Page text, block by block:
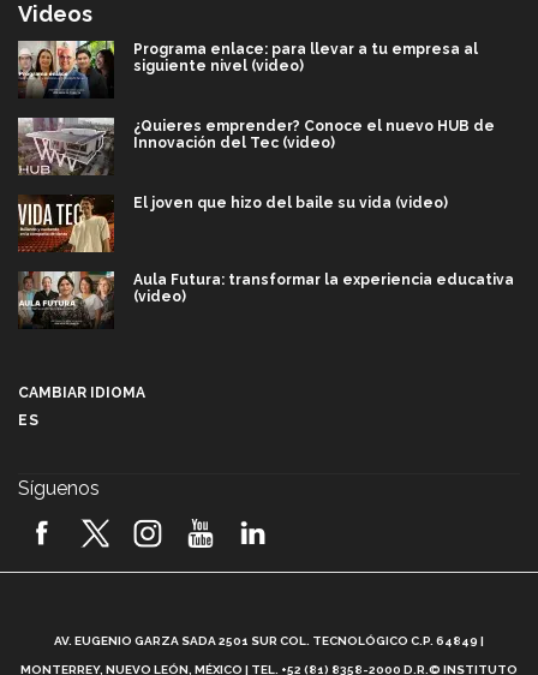
Videos
Programa enlace: para llevar a tu empresa al
siguiente nivel (video)
¿Quieres emprender? Conoce el nuevo HUB de
Innovación del Tec (video)
El joven que hizo del baile su vida (video)
Aula Futura: transformar la experiencia educativa
(video)
2026! (video)
¿Cómo es el Modelo Educativo Tec? (video)
CAMBIAR IDIOMA
ES
Síguenos
AV. EUGENIO GARZA SADA 2501 SUR COL. TECNOLÓGICO C.P. 64849 |
MONTERREY, NUEVO LEÓN, MÉXICO | TEL. +52 (81) 8358-2000 D.R.© INSTITUTO